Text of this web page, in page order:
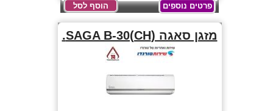
פרטים נוספים הוסף לסל
מזגן סאגה (SAGA B-30(CH.